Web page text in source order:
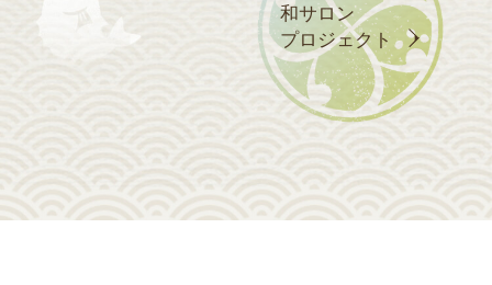
和サロン
プロジェクト